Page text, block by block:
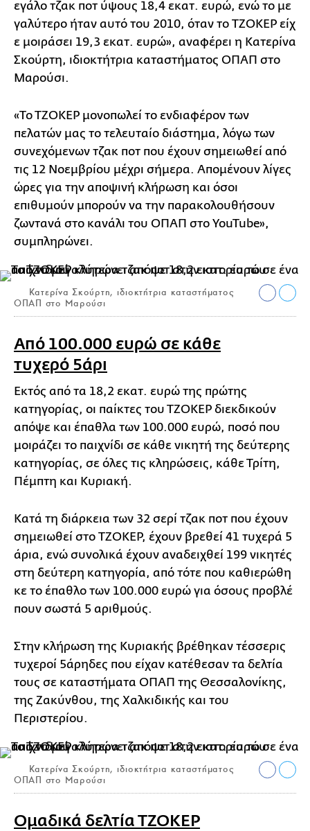
εγάλο τζακ ποτ ύψους 18,4 εκατ. ευρώ, ενώ το με
γαλύτερο ήταν αυτό του 2010, όταν το ΤΖΟΚΕΡ είχ
ε μοιράσει 19,3 εκατ. ευρώ», αναφέρει η Κατερίνα
Σκούρτη, ιδιοκτήτρια καταστήματος ΟΠΑΠ στο
Μαρούσι.
«Το ΤΖΟΚΕΡ μονοπωλεί το ενδιαφέρον των
πελατών μας το τελευταίο διάστημα, λόγω των
συνεχόμενων τζακ ποτ που έχουν σημειωθεί από
τις 12 Νοεμβρίου μέχρι σήμερα. Απομένουν λίγες
ώρες για την αποψινή κλήρωση και όσοι
επιθυμούν μπορούν να την παρακολουθήσουν
ζωντανά στο κανάλι του ΟΠΑΠ στο YouTube»,
συμπληρώνει.
Κατερίνα Σκούρτη, ιδιοκτήτρια καταστήματος
ΟΠΑΠ στο Μαρούσι
Από 100.000 ευρώ σε κάθε
τυχερό 5άρι
Εκτός από τα 18,2 εκατ. ευρώ της πρώτης
κατηγορίας, οι παίκτες του ΤΖΟΚΕΡ διεκδικούν
απόψε και έπαθλα των 100.000 ευρώ, ποσό που
μοιράζει το παιχνίδι σε κάθε νικητή της δεύτερης
κατηγορίας, σε όλες τις κληρώσεις, κάθε Τρίτη,
Πέμπτη και Κυριακή.
Κατά τη διάρκεια των 32 σερί τζακ ποτ που έχουν
σημειωθεί στο ΤΖΟΚΕΡ, έχουν βρεθεί 41 τυχερά 5
άρια, ενώ συνολικά έχουν αναδειχθεί 199 νικητές
στη δεύτερη κατηγορία, από τότε που καθιερώθη
κε το έπαθλο των 100.000 ευρώ για όσους προβλέ
πουν σωστά 5 αριθμούς.
Στην κλήρωση της Κυριακής βρέθηκαν τέσσερις
τυχεροί 5άρηδες που είχαν κατέθεσαν τα δελτία
τους σε καταστήματα ΟΠΑΠ της Θεσσαλονίκης,
της Ζακύνθου, της Χαλκιδικής και του
Περιστερίου.
Κατερίνα Σκούρτη, ιδιοκτήτρια καταστήματος
ΟΠΑΠ στο Μαρούσι
Ομαδικά δελτία ΤΖΟΚΕΡ